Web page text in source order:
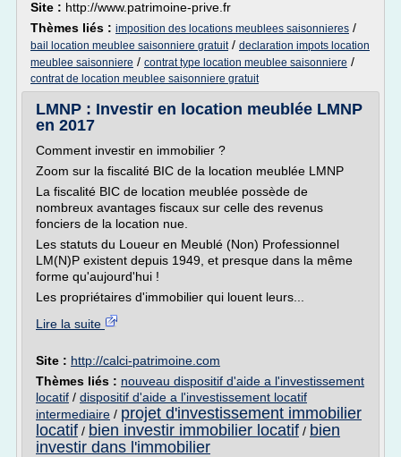
Site : http://www.patrimoine-prive.fr
Thèmes liés : imposition des locations meublees saisonnieres /
bail location meublee saisonniere gratuit/ declaration impots location
meublee saisonniere / contrat type location meublee saisonniere /
contrat de location meublee saisonniere gratuit
LMNP : Investir en location meublée LMNP
en 2017
Comment investir en immobilier ?
Zoom sur la fiscalité BIC de la location meublée LMNP
La fiscalité BIC de location meublée possède de
nombreux avantages fiscaux sur celle des revenus
fonciers de la location nue.
Les statuts du Loueur en Meublé (Non) Professionnel
LM(N)P existent depuis 1949, et presque dans la même
forme qu'aujourd'hui !
Les propriétaires d'immobilier qui louent leurs...
Lire la suite
Site : http://calci-patrimoine.com
Thèmes liés : nouveau dispositif d'aide a l'investissement
locatif / dispositif d'aide a l'investissement locatif
intermediaire / projet d'investissement immobilier
locatif / bien investir immobilier locatif / bien
investir dans l'immobilier